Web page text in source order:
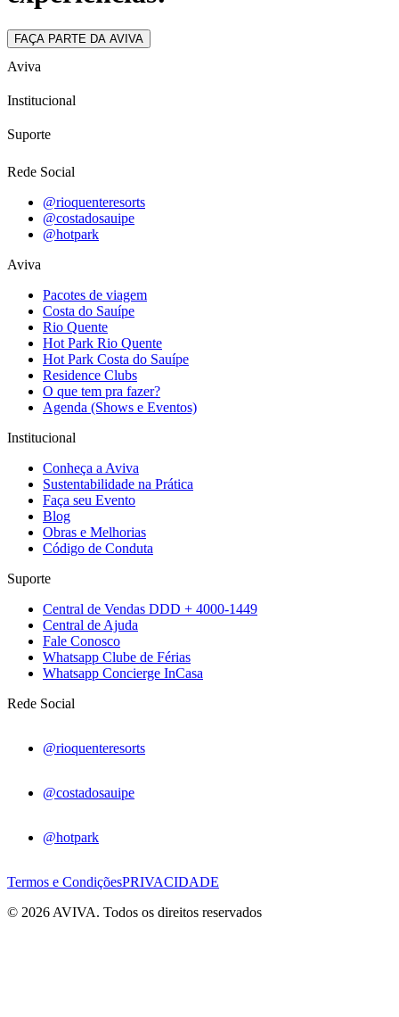
FAÇA PARTE DA AVIVA
Aviva
Institucional
Suporte
Rede Social
@rioquenteresorts
@costadosauipe
@hotpark
Aviva
Pacotes de viagem
Costa do Sauípe
Rio Quente
Hot Park Rio Quente
Hot Park Costa do Sauípe
Residence Clubs
O que tem pra fazer?
Agenda (Shows e Eventos)
Institucional
Conheça a Aviva
Sustentabilidade na Prática
Faça seu Evento
Blog
Obras e Melhorias
Código de Conduta
Suporte
Central de Vendas DDD + 4000-1449
Central de Ajuda
Fale Conosco
Whatsapp Clube de Férias
Whatsapp Concierge InCasa
Rede Social
@rioquenteresorts
@costadosauipe
@hotpark
Termos e CondiçõesPRIVACIDADE
© 2026 AVIVA. Todos os direitos reservados